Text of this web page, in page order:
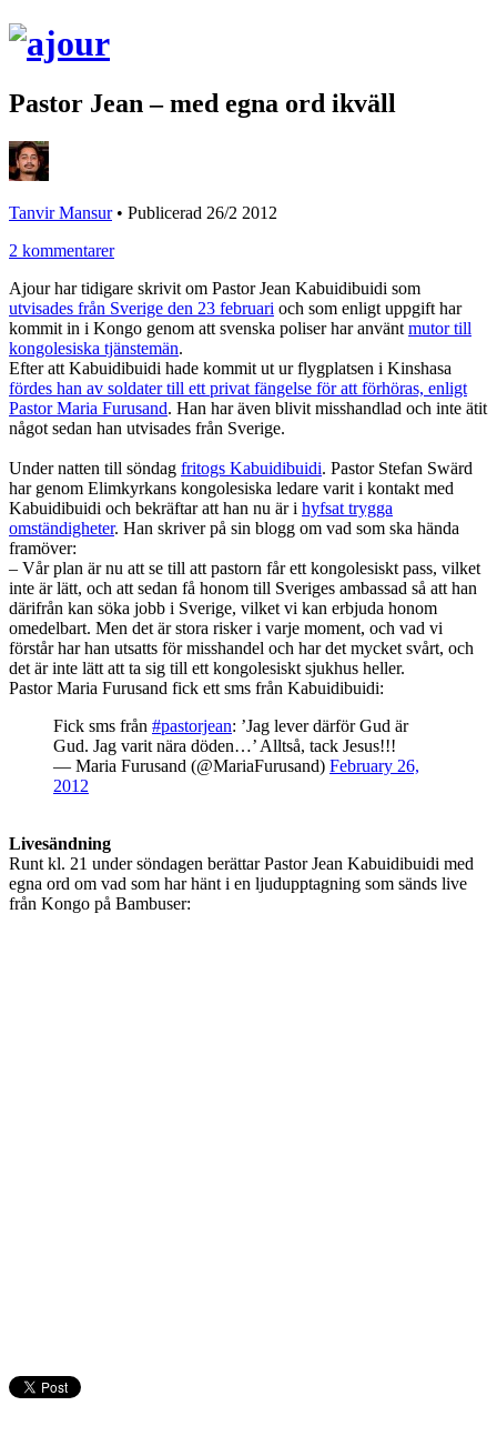
Pastor Jean – med egna ord ikväll
Tanvir Mansur• Publicerad 26/2 2012
2 kommentarer
Ajour har tidigare skrivit om Pastor Jean Kabuidibuidi som
utvisades från Sverige den 23 februari och som enligt uppgift har
kommit in i Kongo genom att svenska poliser har använt mutor till
kongolesiska tjänstemän.
Efter att Kabuidibuidi hade kommit ut ur flygplatsen i Kinshasa
fördes han av soldater till ett privat fängelse för att förhöras, enligt
Pastor Maria Furusand. Han har även blivit misshandlad och inte ätit
något sedan han utvisades från Sverige.
Under natten till söndag fritogs Kabuidibuidi. Pastor Stefan Swärd
har genom Elimkyrkans kongolesiska ledare varit i kontakt med
Kabuidibuidi och bekräftar att han nu är i hyfsat trygga
omständigheter. Han skriver på sin blogg om vad som ska hända
framöver:
– Vår plan är nu att se till att pastorn får ett kongolesiskt pass, vilket
inte är lätt, och att sedan få honom till Sveriges ambassad så att han
därifrån kan söka jobb i Sverige, vilket vi kan erbjuda honom
omedelbart. Men det är stora risker i varje moment, och vad vi
förstår har han utsatts för misshandel och har det mycket svårt, och
det är inte lätt att ta sig till ett kongolesiskt sjukhus heller.
Pastor Maria Furusand fick ett sms från Kabuidibuidi:
Fick sms från #pastorjean: ’Jag lever därför Gud är
Gud. Jag varit nära döden…’ Alltså, tack Jesus!!!
— Maria Furusand (@MariaFurusand) February 26,
2012
Livesändning
Runt kl. 21 under söndagen berättar Pastor Jean Kabuidibuidi med
egna ord om vad som har hänt i en ljudupptagning som sänds live
från Kongo på Bambuser: